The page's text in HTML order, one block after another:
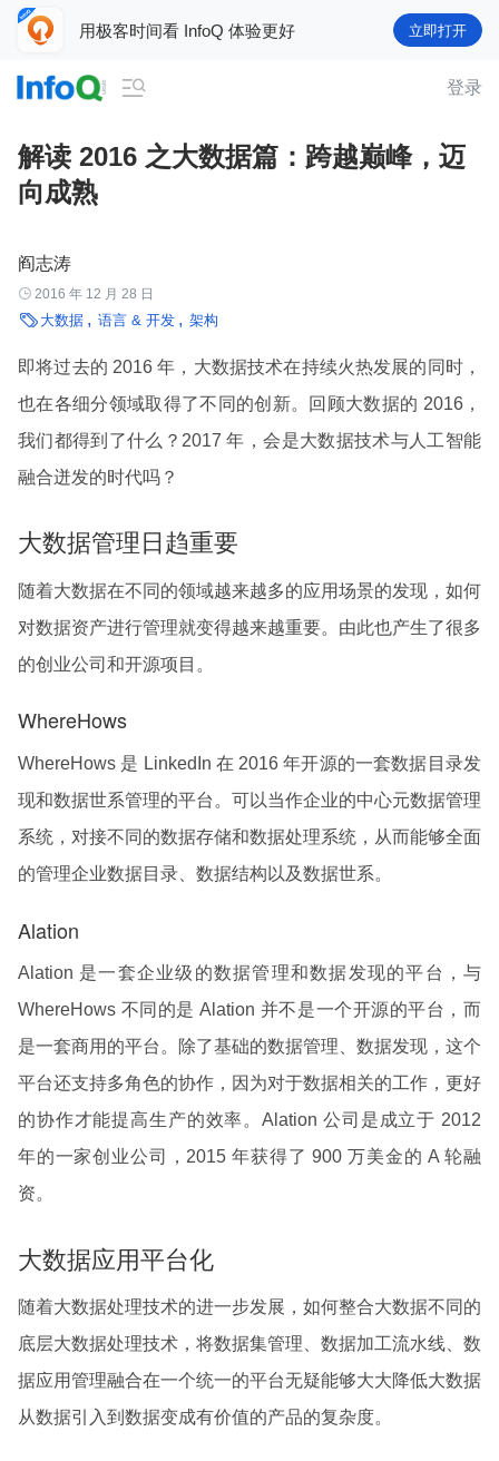
用极客时间看 InfoQ 体验更好 立即打开
 登录
解读 2016 之大数据篇：跨越巅峰，迈
向成熟
阎志涛
 2016 年 12 月 28 日
 大数据 语言 & 开发 架构
即将过去的 2016 年，大数据技术在持续火热发展的同时，
也在各细分领域取得了不同的创新。回顾大数据的 2016，
我们都得到了什么？2017 年，会是大数据技术与人工智能
融合迸发的时代吗？
大数据管理日趋重要
随着大数据在不同的领域越来越多的应用场景的发现，如何
对数据资产进行管理就变得越来越重要。由此也产生了很多
的创业公司和开源项目。
WhereHows
WhereHows 是 LinkedIn 在 2016 年开源的一套数据目录发
现和数据世系管理的平台。可以当作企业的中心元数据管理
系统，对接不同的数据存储和数据处理系统，从而能够全面
的管理企业数据目录、数据结构以及数据世系。
Alation
Alation 是一套企业级的数据管理和数据发现的平台，与
WhereHows 不同的是 Alation 并不是一个开源的平台，而
是一套商用的平台。除了基础的数据管理、数据发现，这个
平台还支持多角色的协作，因为对于数据相关的工作，更好
的协作才能提高生产的效率。Alation 公司是成立于 2012
年的一家创业公司，2015 年获得了 900 万美金的 A 轮融
资。
大数据应用平台化
随着大数据处理技术的进一步发展，如何整合大数据不同的
底层大数据处理技术，将数据集管理、数据加工流水线、数
据应用管理融合在一个统一的平台无疑能够大大降低大数据
从数据引入到数据变成有价值的产品的复杂度。